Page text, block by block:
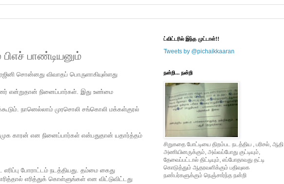
பிஎச் பாண்டியனும்
சொன்னது விவாதப் பொருளாகியுள்ளது
என்றுதான் நினைப்பார்கள். இது உண்மை
நானெல்லாம் முரசொலி சங்கொலி மக்கள்குரல்
காரன் என நினைப்பார்கள் என்பதுதான் யதார்த்தம்
போராட்டம் நடத்தியது. தம்மை கைது
எரித்துக் கொள்ளுங்கள் என விட்டுவிட்டது
ட்விட்டரில் இந்த முட்டாள்!!
Tweets by @pichaikkaaran
நன்றி... நன்றி
சிறுகதை போட்டியை திறம்பட நடத்திய , பரிசல், ஆதி
அணியினருக்கும், அவ்வப்போது குட்டியும்,
தேவைப்பட்டால் திட்டியும், எப்போதாவது தட்டி
கொடுத்தும் ஆதரவளிக்கும் பதிவுலக
நண்பர்களுக்கும் நெஞ்சார்ந்த நன்றி